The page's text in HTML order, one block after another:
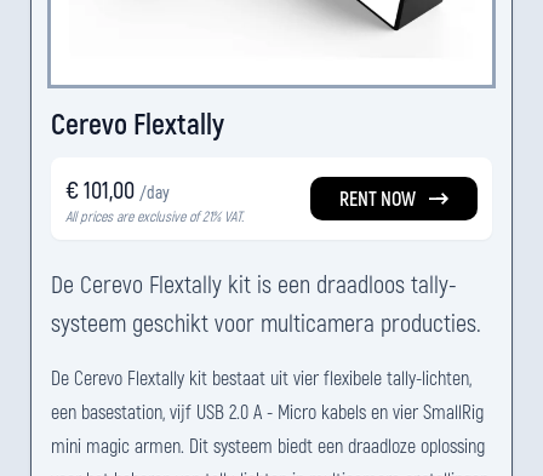
Cerevo Flextally
€ 101,00 /day
All prices are exclusive of 21% VAT.
RENT NOW
De Cerevo Flextally kit is een draadloos tally-
systeem geschikt voor multicamera producties.
De Cerevo Flextally kit bestaat uit vier flexibele tally-lichten,
een basestation, vijf USB 2.0 A - Micro kabels en vier SmallRig
mini magic armen. Dit systeem biedt een draadloze oplossing